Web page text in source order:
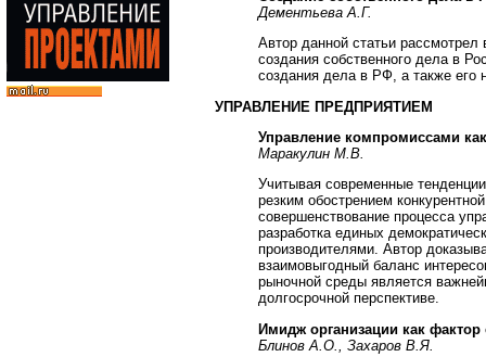
Дементьева А.Г.
Автор данной статьи
создания собственного дела в
создания дела в РФ, а также его
УПРАВЛЕНИЕ ПРЕДПРИЯТИЕМ
Управление компромиссами
Маракулин М.В.
Учитывая современные
резким обострением
совершенствование процесса
разработка единых
производителями. Автор
взаимовыгодный баланс
рыночной среды является
долгосрочной перспективе.
Имидж организации как фактор
Блинов А.О., Захаров В.Я.